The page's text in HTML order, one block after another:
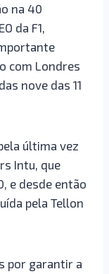
na 40
da F1,
com Londres
nove das 11
última vez
Intu, que
e desde então
pela Tellon
por garantir a